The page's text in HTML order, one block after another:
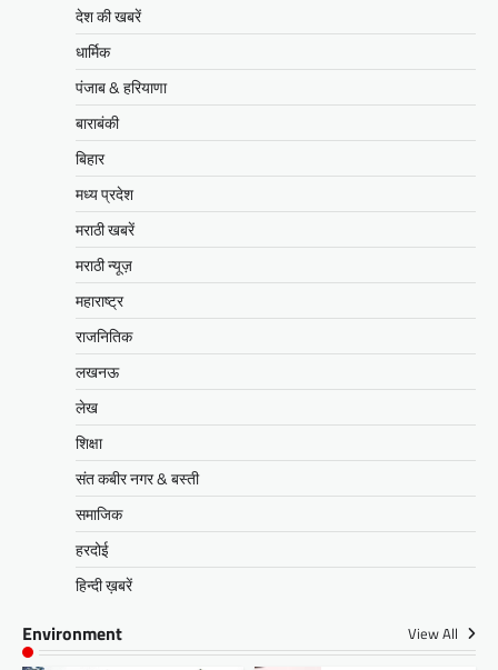
देश की खबरें
धार्मिक
पंजाब & हरियाणा
बाराबंकी
बिहार
मध्य प्रदेश
मराठी खबरें
मराठी न्यूज़
महाराष्ट्र
राजनितिक
लखनऊ
लेख
शिक्षा
संत कबीर नगर & बस्ती
समाजिक
हरदोई
हिन्दी ख़बरें
Environment View All